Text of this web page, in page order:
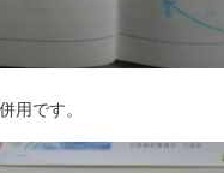
用です。